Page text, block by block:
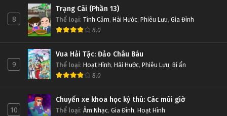
8
Trạng Cãi (Phần 13)
Thể loại: Tình Cảm, Hài Hước, Phiêu Lưu, Gia Đình
8.0
9
Vua Hải Tặc: Đảo Châu Báu
Thể loại: Hoạt Hình, Hài Hước, Phiêu Lưu, Bí ẩn
8.0
10
Chuyến xe khoa học kỳ thú: Các múi giờ
Thể loại: Âm Nhạc, Gia Đình, Hoạt Hình